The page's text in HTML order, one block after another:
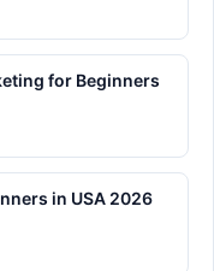
for Beginners
in USA 2026